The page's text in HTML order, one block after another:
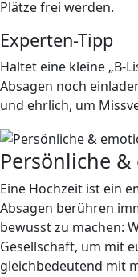
Plätze frei werden.
Experten-Tipp
Haltet eine kleine „B-
Absagen noch
und ehrlich, um
Persönliche
Eine Hochzeit ist ein
Absagen berühren
bewusst zu machen:
Gesellschaft, um mit
gleichbedeutend mit